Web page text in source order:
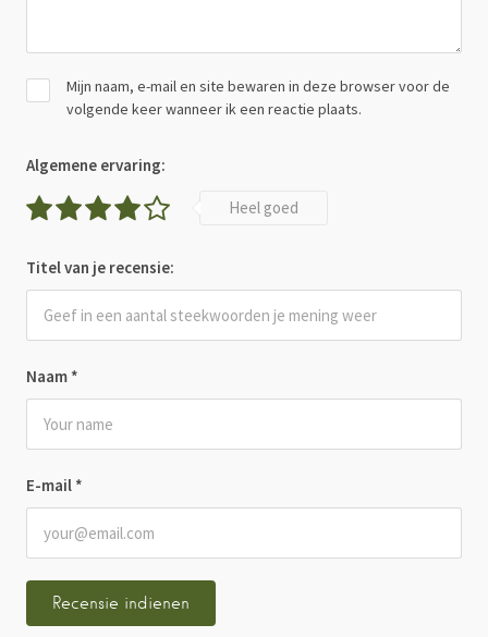
Naam *
E-mail *
Mijn naam, e-mail en site bewaren in deze browser voor de
volgende keer wanneer ik een reactie plaats.
Algemene ervaring:
Heel goed
Titel van je recensie: